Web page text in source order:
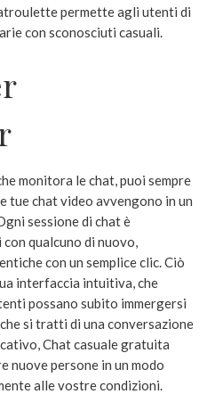
permette agli utenti di
con sconosciuti casuali.
monitora le chat, puoi sempre
tue chat video avvengono in un
sessione di chat è
qualcuno di nuovo,
con un semplice clic. Ciò
interfaccia intuitiva, che
possano subito immergersi
si tratti di una conversazione
Chat casuale gratuita
nuove persone in un modo
alle vostre condizioni.